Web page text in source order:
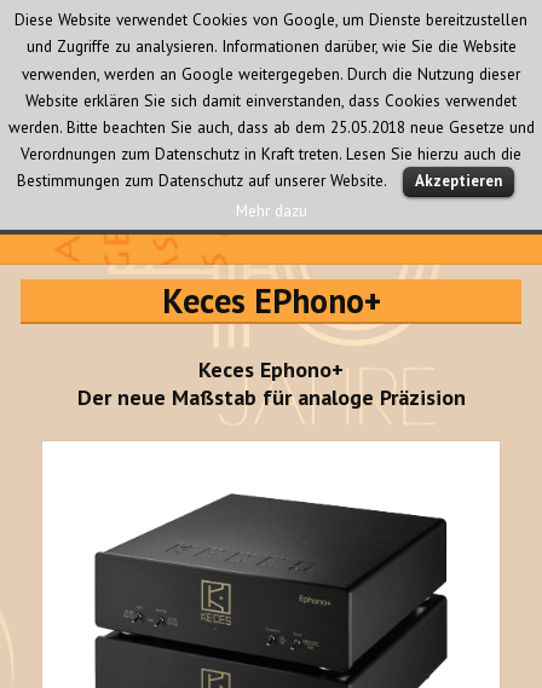
Audio Creativ
MENÜ
UND
Keces EPhono+
Keces Ephono+
Der neue Maßstab für analoge Präzision
Diese Website verwendet Cookies von Google, um Dienste bereitzustellen
und Zugriffe zu analysieren. Informationen darüber, wie Sie die Website
verwenden, werden an Google weitergegeben. Durch die Nutzung dieser
Website erklären Sie sich damit einverstanden, dass Cookies verwendet
werden. Bitte beachten Sie auch, dass ab dem 25.05.2018 neue Gesetze und
Verordnungen zum Datenschutz in Kraft treten. Lesen Sie hierzu auch die
Bestimmungen zum Datenschutz auf unserer Website.
Akzeptieren
Mehr dazu